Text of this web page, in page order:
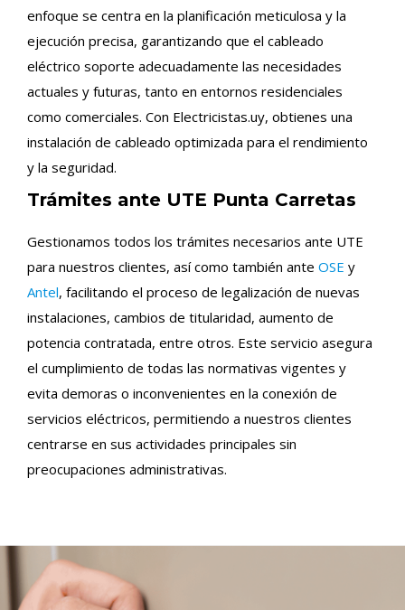
enfoque se centra en la planificación meticulosa y la
ejecución precisa, garantizando que el cableado
eléctrico soporte adecuadamente las necesidades
actuales y futuras, tanto en entornos residenciales
como comerciales. Con Electricistas.uy, obtienes una
instalación de cableado optimizada para el rendimiento
y la seguridad.
Trámites ante UTE Punta Carretas
Gestionamos todos los trámites necesarios ante UTE
para nuestros clientes, así como también ante OSE y
Antel, facilitando el proceso de legalización de nuevas
instalaciones, cambios de titularidad, aumento de
potencia contratada, entre otros. Este servicio asegura
el cumplimiento de todas las normativas vigentes y
evita demoras o inconvenientes en la conexión de
servicios eléctricos, permitiendo a nuestros clientes
centrarse en sus actividades principales sin
preocupaciones administrativas.